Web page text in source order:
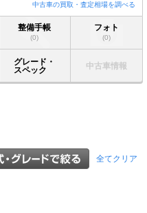
中古車の買取・査定相場を調べる
整備手帳
(0)
フォト
(0)
グレード・
スペック
中古車情報
全てクリア